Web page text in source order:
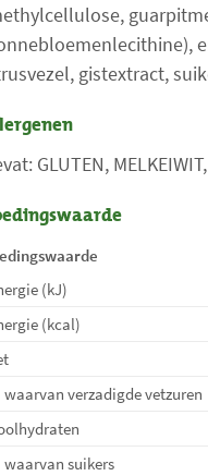
gistextract,
GLUTEN,
(kJ)
(kcal)
waarvan verzadigde vetzuren
waarvan suikers